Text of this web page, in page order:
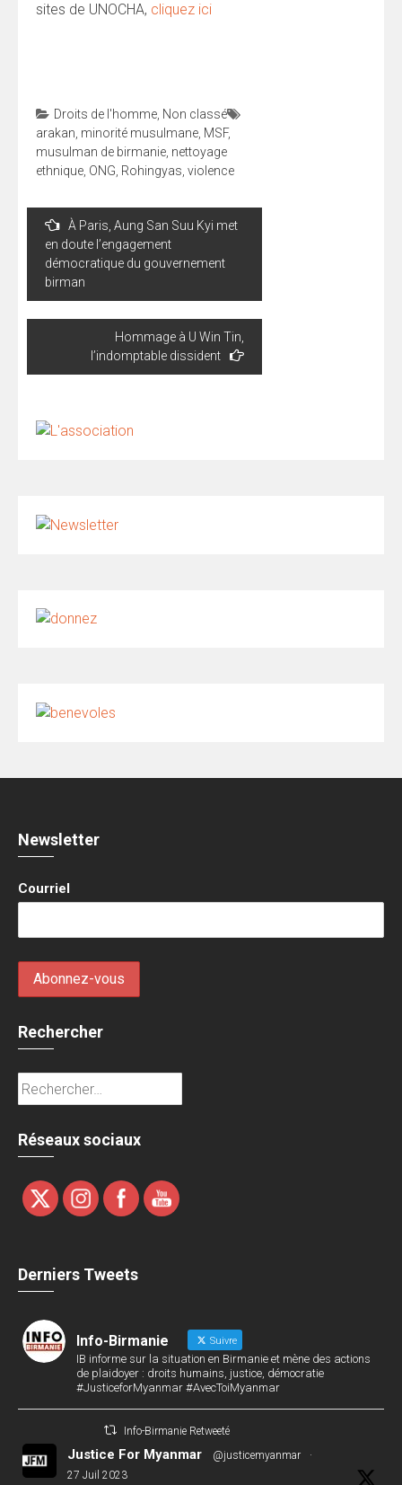
sites de UNOCHA, cliquez ici
Droits de l'homme Non classé
arakan minorité musulmane MSF,
musulman de birmanie nettoyage
ethnique ONG Rohingyas violence
Navigation
l’article
À Paris, Aung San Suu Kyi met
en doute l’engagement
démocratique du gouvernement
birman
Hommage à U Win Tin,
l’indomptable dissident
Newsletter
Courriel
Rechercher
Rechercher :
Réseaux sociaux
Derniers Tweets
Info-Birmanie Suivre
IB informe sur la situation en Birmanie et mène des actions
de plaidoyer : droits humains, justice, démocratie
#JusticeforMyanmar #AvecToiMyanmar
Info-Birmanie Retweeté
Justice For Myanmar @justicemyanmar
·
27 Juil 2023